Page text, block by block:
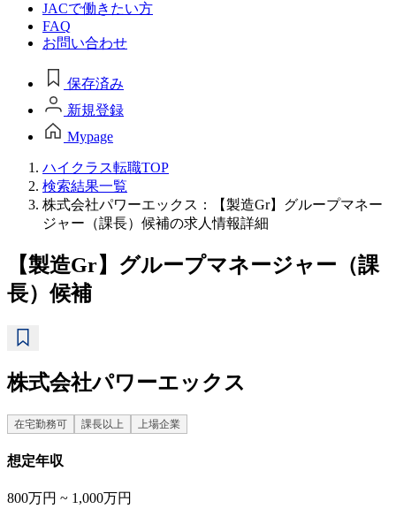
JACで働きたい方
FAQ
お問い合わせ
保存済み
新規登録
Mypage
ハイクラス転職TOP
検索結果一覧
株式会社パワーエックス：【製造Gr】グループマネー
ジャー（課長）候補の求人情報詳細
【製造Gr】グループマネージャー（課
長）候補
株式会社パワーエックス
在宅勤務可 課長以上 上場企業
想定年収
800万円 ~ 1,000万円